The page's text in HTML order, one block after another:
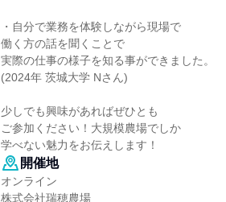
・自分で業務を体験しながら現場で
働く方の話を聞くことで
実際の仕事の様子を知る事ができました。
(2024年 茨城大学 Nさん)
少しでも興味があればぜひとも
ご参加ください！大規模農場でしか
学べない魅力をお伝えします！
開催地
オンライン
株式会社瑞穂農場